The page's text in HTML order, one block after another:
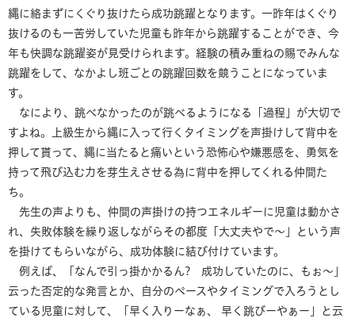
縄に絡まずにくぐり抜けたら成功跳躍となります。一昨年はくぐり
抜けるのも一苦労していた児童も昨年から跳躍することができ、今
年も快調な跳躍姿が見受けられます。経験の積み重ねの賜でみんな
跳躍をして、なかよし班ごとの跳躍回数を競うことになっていま
す。
なにより、跳べなかったのが跳べるようになる「過程」が大切で
すよね。上級生から縄に入って行くタイミングを声掛けして背中を
押して貰って、縄に当たると痛いという恐怖心や嫌悪感を、勇気を
持って飛び込む力を芽生えさせる為に背中を押してくれる仲間た
ち。
先生の声よりも、仲間の声掛けの持つエネルギーに児童は動かさ
れ、失敗体験を繰り返しながらその都度「大丈夫やで～」という声
を掛けてもらいながら、成功体験に結び付けています。
例えば、「なんで引っ掛かかるん? 成功していたのに、もぉ～」
云った否定的な発言とか、自分のペースやタイミングで入ろうとし
ている児童に対して、「早く入りーなぁ、 早く跳びーやぁー」と云